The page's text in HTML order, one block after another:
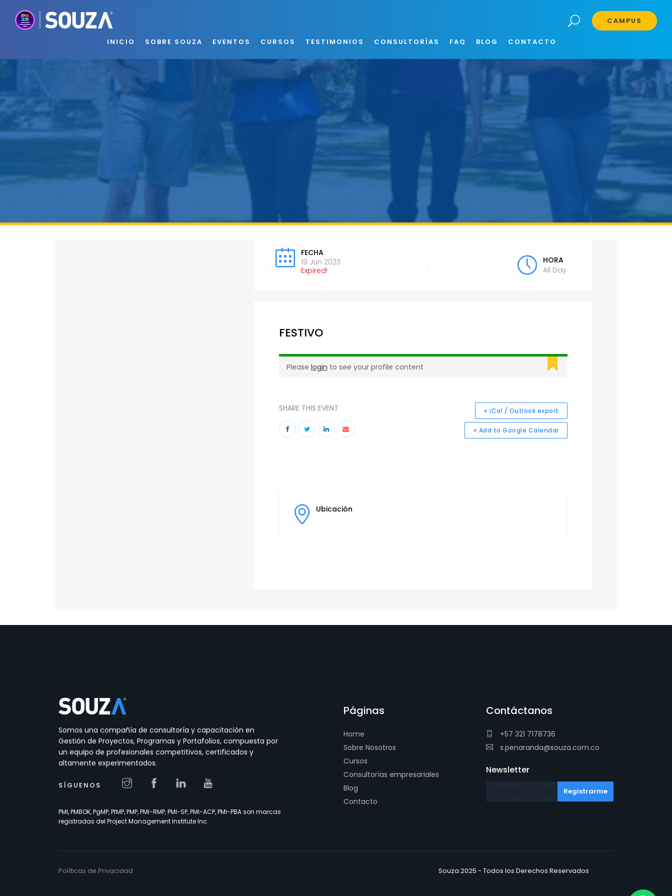
FECHA
19 Jun 2023
Expired!
HORA
All Day
FESTIVO
Please login to see your profile content
SHARE THIS EVENT
+ Add to Google Calendar
+ iCal / Outlook export
Ubicación
Somos una compañía de consultoría y capacitación en
Gestión de Proyectos, Programas y Portafolios, compuesta por
un equipo de profesionales competitivos, certificados y
altamente experimentados.
SÍGUENOS
PMI, PMBOK, PgMP, PfMP, PMP, PMI-RMP, PMI-SP, PMI-ACP, PMI-PBA son marcas
registradas del Project Management Institute Inc.
Páginas
Home
Sobre Nosotros
Cursos
Consultorías empresariales
Blog
Contacto
Contáctanos
+57 321 7178736
s.penaranda@souza.com.co
Newsletter
Políticas de Privacidad Souza 2025 - Todos los Derechos Reservados
CAMPUS
INICIO SOBRE SOUZA EVENTOS CURSOS TESTIMONIOS CONSULTORÍAS FAQ BLOG CONTACTO